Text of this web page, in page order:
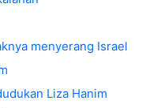
menyerang Israel
Liza Hanim